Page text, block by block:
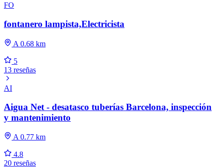
FO
fontanero lampista,Electricista
A 0.68 km
5
13 reseñas
AI
Aigua Net - desatasco tuberías Barcelona, inspección
y mantenimiento
A 0.77 km
4.8
20 reseñas